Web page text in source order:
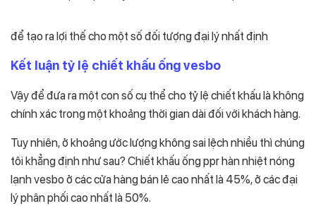
để tạo ra lợi thế cho một số đối tượng đại lý nhất định
Kết luận tỷ lệ chiết khấu ống vesbo
Vậy để đưa ra một con số cụ thể cho tỷ lệ chiết khấu là không
chính xác trong một khoảng thời gian dài đối với khách hàng.
Tuy nhiên, ở khoảng ước lượng không sai lệch nhiều thì chúng
tôi khẳng định như sau? Chiết khấu ống ppr hàn nhiệt nóng
lạnh vesbo ở các cửa hàng bán lẻ cao nhất là 45%, ở các đại
lý phân phối cao nhất là 50%.